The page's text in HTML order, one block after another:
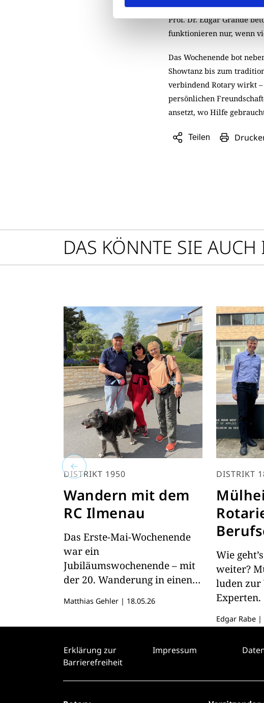
umliegender Clubs stand
Prof. Dr. Edgar Grande
funktionieren nur, wenn
Das Wochenende bot
Showtanz bis zum
verbindend Rotary wirkt –
persönlichen
ansetzt, wo Hilfe
Teilen
Sharing
DAS KÖNNTE SIE AUCH
DISTRIKT 1950
Wandern mit dem
RC Ilmenau
Das Erste-Mai-Wochenende
war ein
Jubiläumswochenende – mit
der 20. Wanderung in einen
Matthias Gehler | 18.05.26
DISTRIKT
Wie
weiter?
luden zur
Experten.
Edgar Rabe |
Erklärung zur
Barrierefreiheit
Impressum